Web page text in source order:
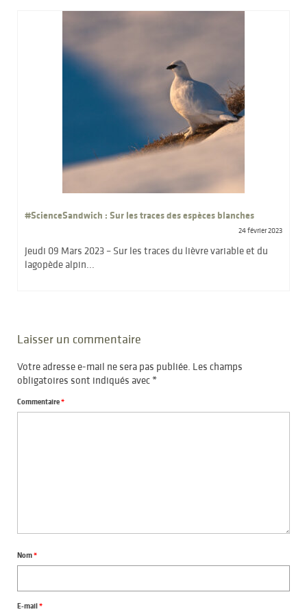
#ScienceSandwich : Sur les traces des espèces blanches
24 février 2023
Jeudi 09 Mars 2023 – Sur les traces du lièvre variable et du
lagopède alpin...
Laisser un commentaire
Votre adresse e-mail ne sera pas publiée. Les champs
obligatoires sont indiqués avec*
Commentaire*
Nom*
E-mail*